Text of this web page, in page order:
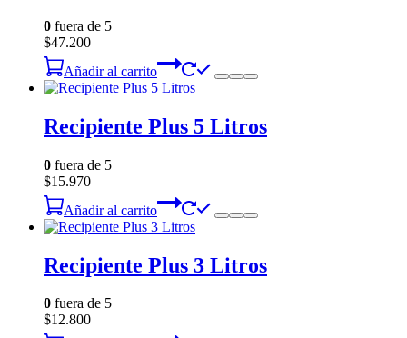
0 fuera de 5
$47.200
Añadir al carrito
Recipiente Plus 5 Litros
0 fuera de 5
$15.970
Añadir al carrito
Recipiente Plus 3 Litros
0 fuera de 5
$12.800